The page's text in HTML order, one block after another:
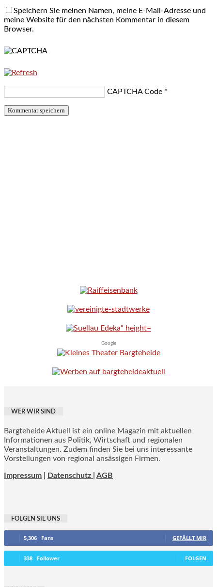
Speichern Sie meinen Namen, meine E-Mail-Adresse und
meine Website für den nächsten Kommentar in diesem
Browser.
CAPTCHA Code *
Google
WER WIR SIND
Bargteheide Aktuell ist ein online Magazin mit aktuellen
Informationen aus Politik, Wirtschaft und regionalen
Veranstaltungen. Zudem finden Sie bei uns interessante
Vorstellungen von regional ansässigen Firmen.
Impressum Datenschutz | AGB
FOLGEN SIE UNS
5,306 Fans GEFÄLLT MIR
338 Follower FOLGEN